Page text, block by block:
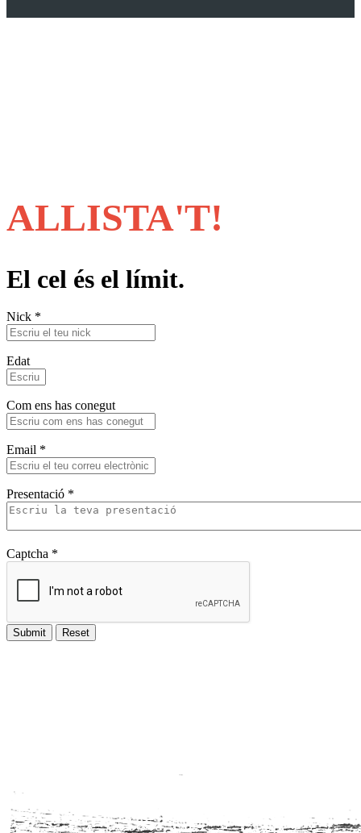
ALLISTA'T!
El cel és el límit.
Nick *
Edat
Com ens has conegut
Email *
Presentació *
Captcha *
Submit Reset